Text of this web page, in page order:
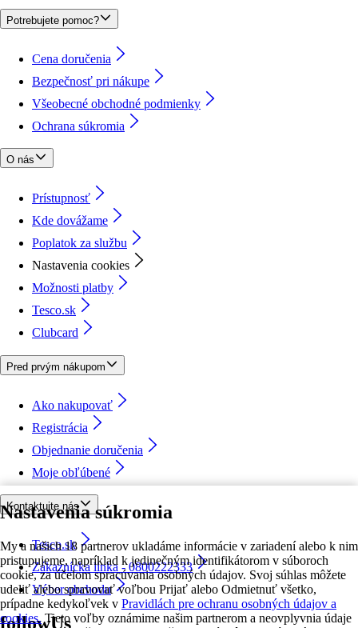
Nastavenia súkromia
My a našich 18 partnerov ukladáme informácie v zariadení alebo k nim
pristupujeme, napríklad k jedinečným identifikátorom v súboroch
cookie, za účelom spracúvania osobných údajov. Svoj súhlas môžete
udeliť alebo spravovať voľbou Prijať alebo Odmietnuť všetko,
prípadne kedykoľvek v Pravidlách pre ochranu osobných údajov a
cookies. Tieto voľby oznámime našim partnerom a neovplyvnia údaje
Potrebujete pomoc?
Cena doručenia
Bezpečnosť pri nákupe
Všeobecné obchodné podmienky
Ochrana súkromia
O nás
Prístupnosť
Kde dovážame
Poplatok za službu
Nastavenia cookies
Možnosti platby
Tesco.sk
Clubcard
Pred prvým nákupom
Ako nakupovať
Registrácia
Objednanie doručenia
Moje obľúbené
Kontaktujte nás
Tesco.sk
Zákaznícka linka - 0800222333
Výber obchodu
followUs